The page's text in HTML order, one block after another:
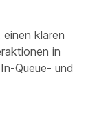
klaren
in
Queue- und